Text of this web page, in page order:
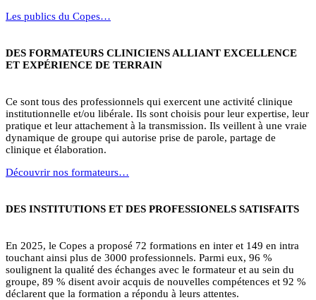
Les publics du Copes…
DES FORMATEURS CLINICIENS ALLIANT EXCELLENCE
ET EXPÉRIENCE DE TERRAIN
Ce sont tous des professionnels qui exercent une activité clinique
institutionnelle et/ou libérale. Ils sont choisis pour leur expertise, leur
pratique et leur attachement à la transmission. Ils veillent à une vraie
dynamique de groupe qui autorise prise de parole, partage de
clinique et élaboration.
Découvrir nos formateurs…
DES INSTITUTIONS ET DES PROFESSIONELS SATISFAITS
En 2025, le Copes a proposé 72 formations en inter et 149 en intra
touchant ainsi plus de 3000 professionnels. Parmi eux, 96 %
soulignent la qualité des échanges avec le formateur et au sein du
groupe, 89 % disent avoir acquis de nouvelles compétences et 92 %
déclarent que la formation a répondu à leurs attentes.